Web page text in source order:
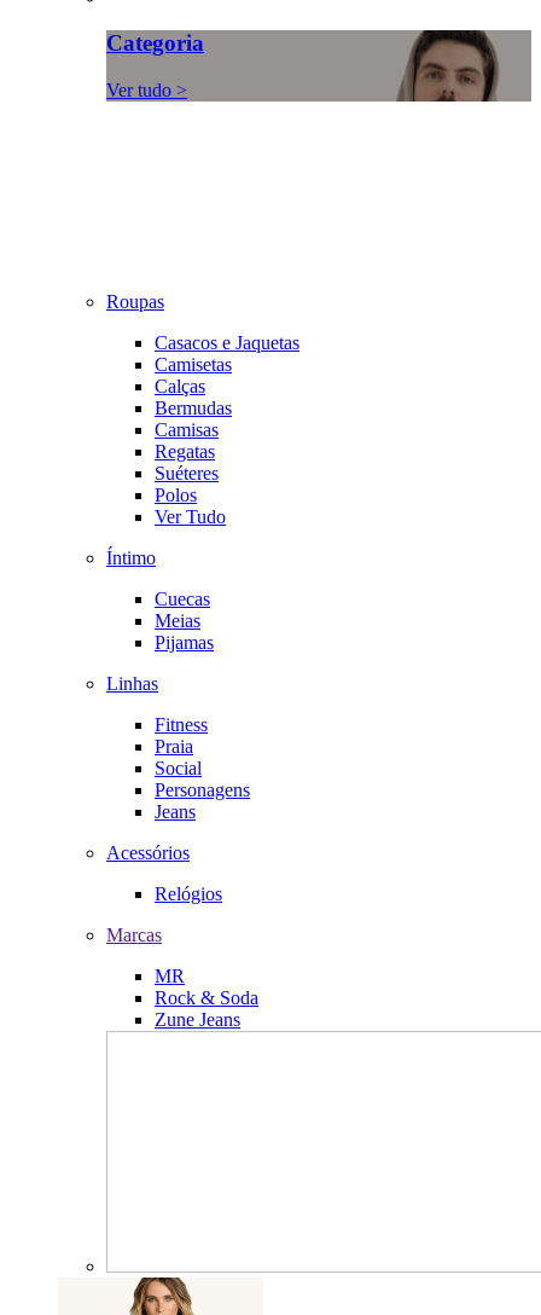
Categoria
Ver tudo >
Roupas
Casacos e Jaquetas
Camisetas
Calças
Bermudas
Camisas
Regatas
Suéteres
Polos
Ver Tudo
Íntimo
Cuecas
Meias
Pijamas
Linhas
Fitness
Praia
Social
Personagens
Jeans
Acessórios
Relógios
Marcas
MR
Rock & Soda
Zune Jeans